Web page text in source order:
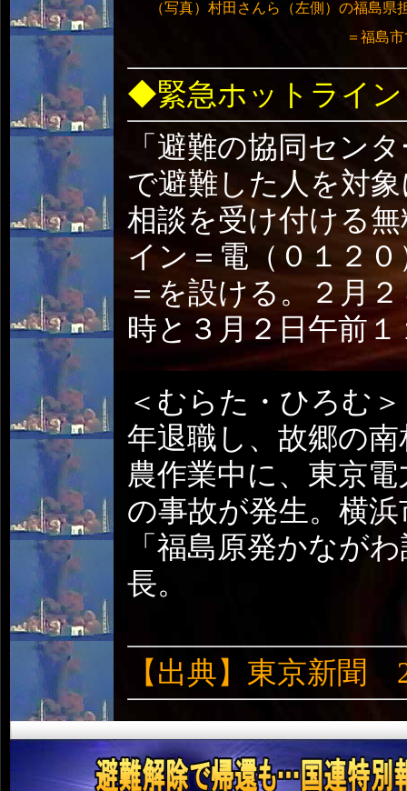
（写真）村田さんら（左側）の福島
＝福島
◆緊急ホットライン
「避難の協同セン
で避難した人を対
相談を受け付ける
イン＝電（０１２
＝を設ける。２月
時と３月２日午前
＜むらた・ひろむ
年退職し、故郷の
農作業中に、東京
の事故が発生。横
「福島原発かなが
長。
【出典】東京新聞